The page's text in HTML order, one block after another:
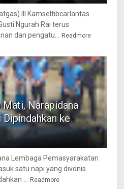
III Kamseltibcarlantas
Ngurah Rai terus
dan pengatu...
Readmore
Narapidana
ke
Lembaga Pemasyarakatan
satu napi yang divonis
...
Readmore